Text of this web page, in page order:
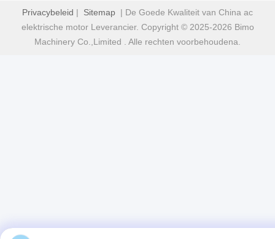
Privacybeleid | Sitemap | De Goede Kwaliteit van China ac
elektrische motor Leverancier. Copyright © 2025-2026 Bimo
Machinery Co.,Limited . Alle rechten voorbehoudena.